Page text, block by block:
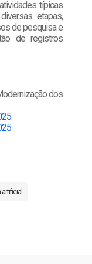
típicas
etapas,
de pesquisa e
de registros
dos